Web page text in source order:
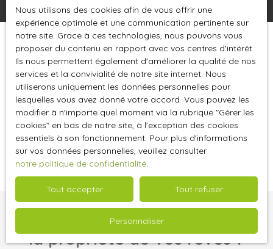
Pertinence
Trier par Créer une alerte
Aucun résultat
Vous ne trouvez pas
la propriété de vos rêves ?
Nous utilisons des cookies afin de vous offrir une
expérience optimale et une communication pertinente sur
notre site. Grace à ces technologies, nous pouvons vous
proposer du contenu en rapport avec vos centres d'intérêt.
Ils nous permettent également d'améliorer la qualité de nos
services et la convivialité de notre site internet. Nous
utiliserons uniquement les données personnelles pour
lesquelles vous avez donné votre accord. Vous pouvez les
modifier à n'importe quel moment via la rubrique ″Gérer les
cookies″ en bas de notre site, à l'exception des cookies
essentiels à son fonctionnement. Pour plus d'informations
sur vos données personnelles, veuillez consulter
notre politique de confidentialité.
Tout accepter Tout refuser
Personnaliser